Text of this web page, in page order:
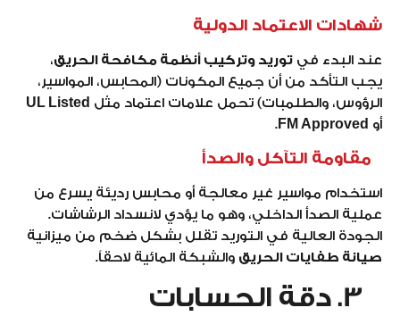
شهادات الاعتماد الدولية
عند البدء في توريد وتركيب أنظمة مكافحة الحريق،
يجب التأكد من أن جميع المكونات (المحابس، المواسير،
الرؤوس، والطلمبات) تحمل علامات اعتماد مثل UL Listed
أو FM Approved
.
مقاومة التآكل والصدأ
استخدام مواسير غير معالجة أو محابس رديئة يسرع من
عملية الصدأ الداخلي، وهو ما يؤدي لانسداد الرشاشات.
الجودة العالية في التوريد تقلل بشكل ضخم من ميزانية
صيانة طفايات الحريق والشبكة المائية لاحقاً.
3. دقة الحسابات